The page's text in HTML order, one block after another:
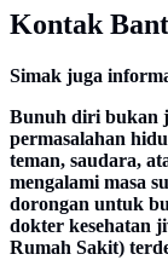
Kontak
Simak juga
Bunuh diri bukan
permasalahan
teman, saudara,
mengalami masa
dorongan untuk
dokter kesehatan
Rumah Sakit)